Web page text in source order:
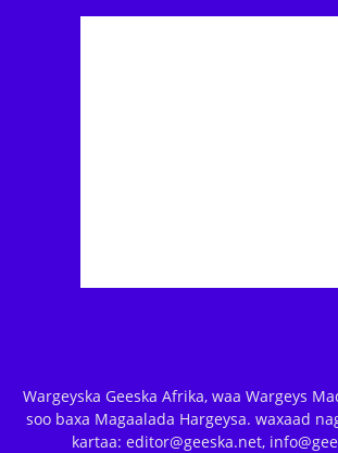
Wargeyska Geeska Afrika, waa Wargeys
soo baxa Magaalada Hargeysa. waxaad
kartaa: editor@geeska.net,